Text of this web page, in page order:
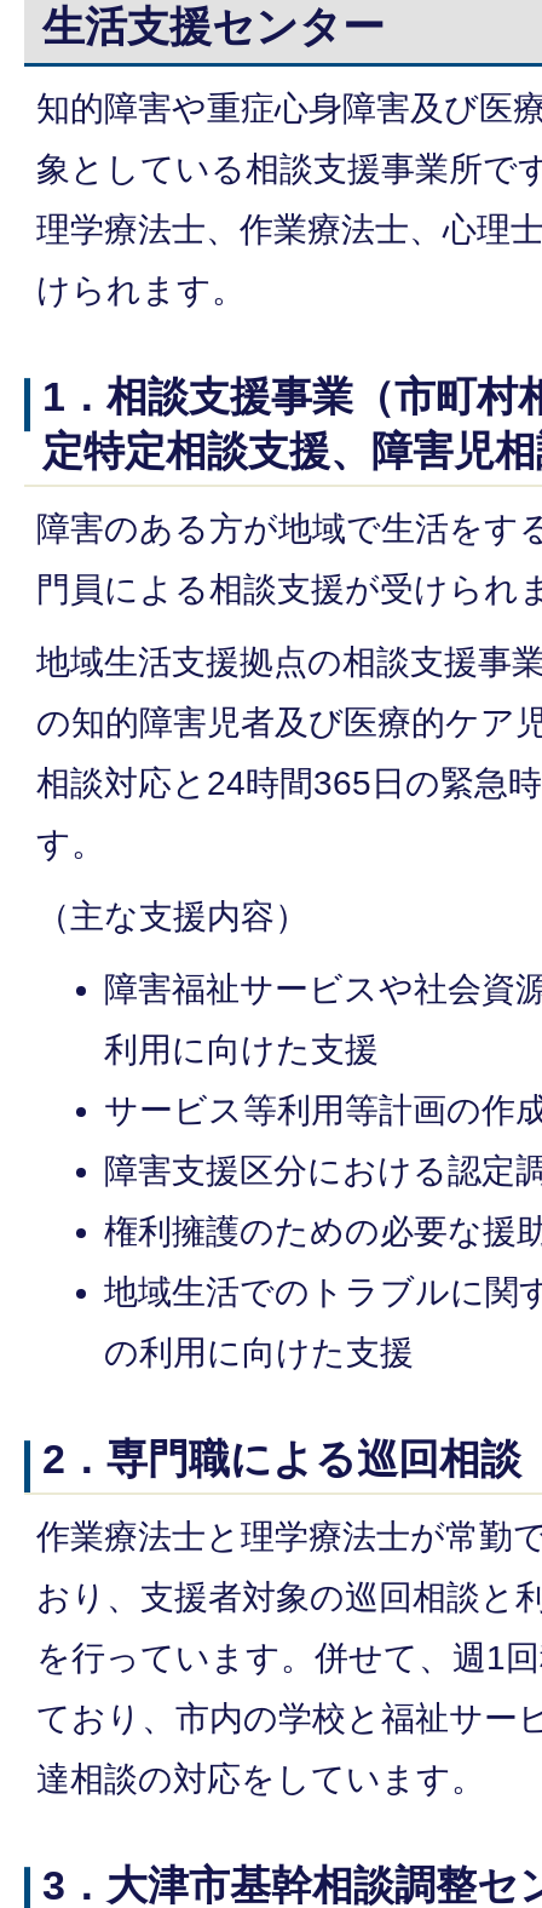
生活支援センター
知的障害や重症心身障害及び医
象としている相談支援事業所で
理学療法士、作業療法士、心理
けられます。
1．相談支援事業（市町村
定特定相談支援、障害児
障害のある方が地域で生活をす
門員による相談支援が受けられ
地域生活支援拠点の相談支援事
の知的障害児者及び医療的ケア
相談対応と24時間365日の緊急
す。
（主な支援内容）
障害福祉サービスや社会資
利用に向けた支援
サービス等利用等計画の作
障害支援区分における認定
権利擁護のための必要な援
地域生活でのトラブルに関
の利用に向けた支援
2．専門職による巡回相談
作業療法士と理学療法士が常勤
おり、支援者対象の巡回相談と
を行っています。併せて、週1
ており、市内の学校と福祉サー
達相談の対応をしています。
3．大津市基幹相談調整セ